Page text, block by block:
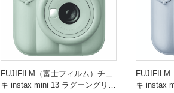
FUJIFILM（富士フィルム）チェ
キ instax mini 13 ラグーングリー
FUJIFILM
キ instax